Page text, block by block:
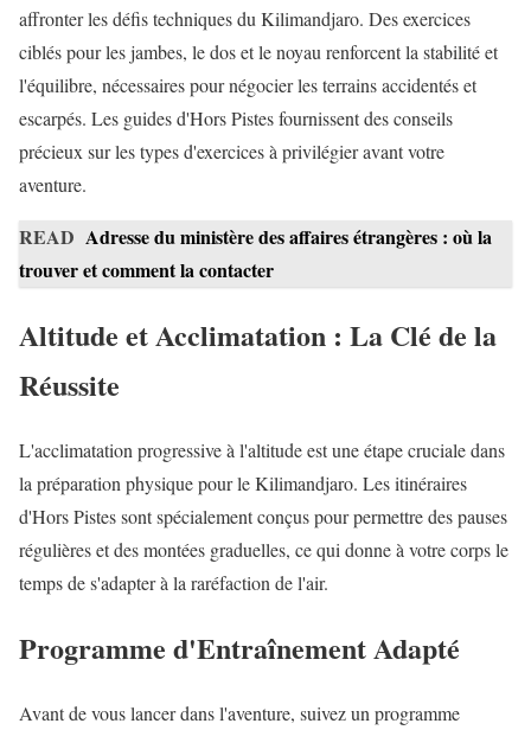
affronter les défis techniques du Kilimandjaro. Des exercices
ciblés pour les jambes, le dos et le noyau renforcent la stabilité et
l'équilibre, nécessaires pour négocier les terrains accidentés et
escarpés. Les guides d'Hors Pistes fournissent des conseils
précieux sur les types d'exercices à privilégier avant votre
aventure.
READ Adresse du ministère des affaires étrangères : où la
trouver et comment la contacter
Altitude et Acclimatation : La Clé de la
Réussite
L'acclimatation progressive à l'altitude est une étape cruciale dans
la préparation physique pour le Kilimandjaro. Les itinéraires
d'Hors Pistes sont spécialement conçus pour permettre des pauses
régulières et des montées graduelles, ce qui donne à votre corps le
temps de s'adapter à la raréfaction de l'air.
Programme d'Entraînement Adapté
Avant de vous lancer dans l'aventure, suivez un programme